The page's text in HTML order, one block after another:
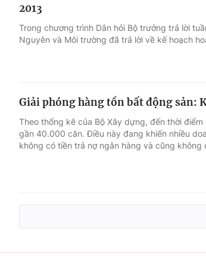
2013
Trong chương trình Dân hỏi Bộ trưởng trả lời
Nguyên và Môi trường đã trả lời về kế hoạch
Giải phóng hàng tồn bất động sản:
Theo thống kê của Bộ Xây dựng, đến thời
gần 40.000 căn. Điều này đang khiến nhiều
không có tiền trả nợ ngân hàng và cũng